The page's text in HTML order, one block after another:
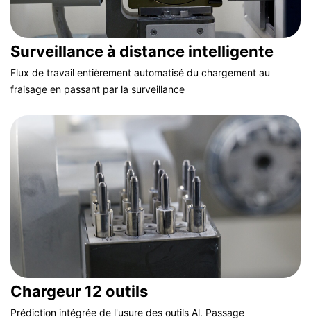
Surveillance à distance intelligente
Flux de travail entièrement automatisé du chargement au
fraisage en passant par la surveillance
Chargeur 12 outils
Prédiction intégrée de l'usure des outils Al. Passage